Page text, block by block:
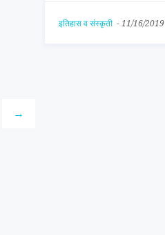
इतिहास व संस्कृती - 11/16/2019
→